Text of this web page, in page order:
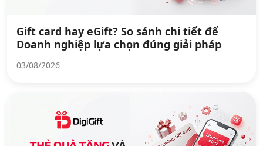
Gift card hay eGift? So sánh chi tiết để
Doanh nghiệp lựa chọn đúng giải pháp
03/08/2026